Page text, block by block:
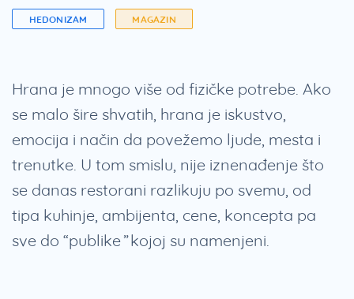
HEDONIZAM MAGAZIN
Hrana je mnogo više od fizičke potrebe. Ako
se malo šire shvatih, hrana je iskustvo,
emocija i način da povežemo ljude, mesta i
trenutke. U tom smislu, nije iznenađenje što
se danas restorani razlikuju po svemu, od
tipa kuhinje, ambijenta, cene, koncepta pa
sve do “publike” kojoj su namenjeni.